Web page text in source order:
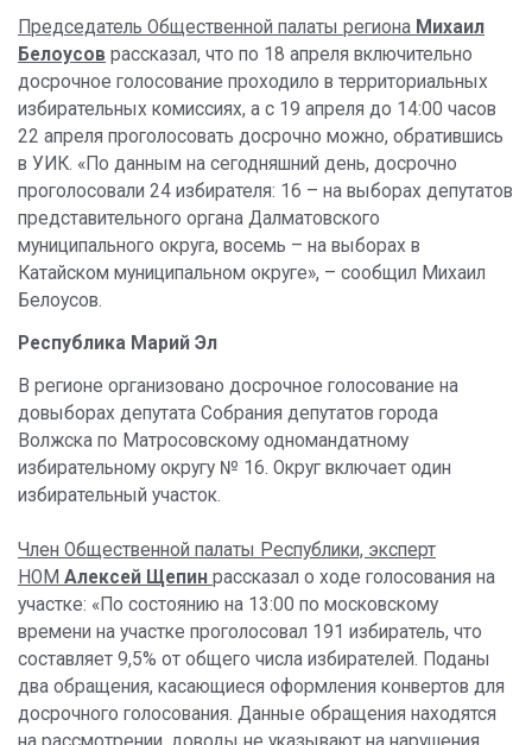
Председатель Общественной палаты региона Михаил
Белоусов рассказал, что по 18 апреля включительно
досрочное голосование проходило в территориальных
избирательных комиссиях, а с 19 апреля до 14:00 часов
22 апреля проголосовать досрочно можно, обратившись
в УИК. «По данным на сегодняшний день, досрочно
проголосовали 24 избирателя: 16 – на выборах депутатов
представительного органа Далматовского
муниципального округа, восемь – на выборах в
Катайском муниципальном округе», – сообщил Михаил
Белоусов.
Республика Марий Эл
В регионе организовано досрочное голосование на
довыборах депутата Собрания депутатов города
Волжска по Матросовскому одномандатному
избирательному округу № 16. Округ включает один
избирательный участок.
Член Общественной палаты Республики, эксперт
НОМ Алексей Щепин рассказал о ходе голосования на
участке: «По состоянию на 13:00 по московскому
времени на участке проголосовал 191 избиратель, что
составляет 9,5% от общего числа избирателей. Поданы
два обращения, касающиеся оформления конвертов для
досрочного голосования. Данные обращения находятся